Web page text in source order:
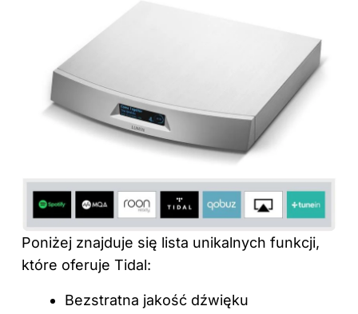
Poniżej znajduje się lista unikalnych funkcji,
które oferuje Tidal:
Bezstratna jakość dźwięku